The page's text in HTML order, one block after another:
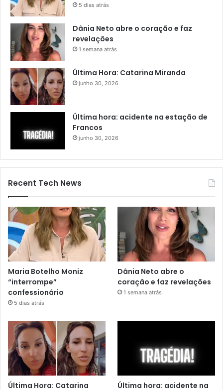
5 dias atrás
Dânia Neto abre o coração e faz
revelações
1 semana atrás
Última Hora: Catarina Miranda
junho 30, 2026
Última hora: acidente na estação de
Francos
junho 30, 2026
Recent Tech News
Maria Botelho Moniz
“interrompe”
confessionário
5 dias atrás
Dânia Neto abre o
coração e faz revelações
1 semana atrás
Última Hora: Catarina Última hora: acidente na